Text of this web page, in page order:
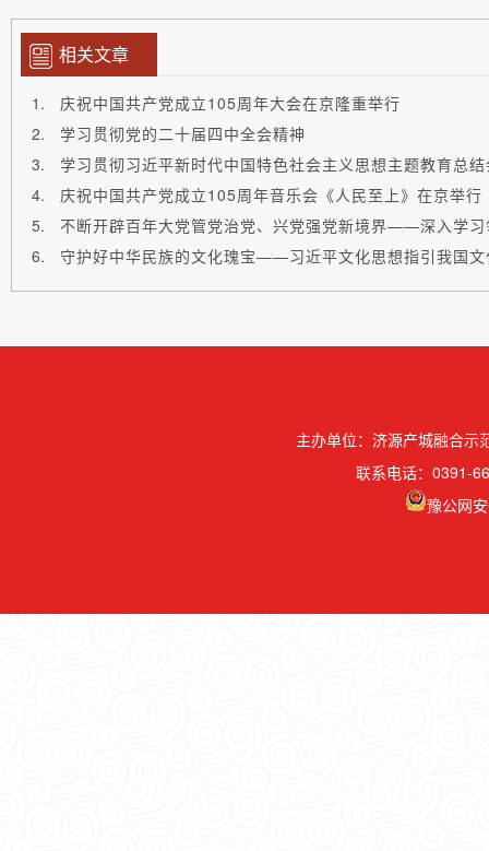
相关文章
庆祝中国共产党成立105周年大会在京隆重举行
学习贯彻党的二十届四中全会精神
学习贯彻习近平新时代中国特色社会主义思想主题教育总
不断开辟百年大党管党治党、兴党强党新境界——深入学
主办单位：济源产城融合示
联系电话：0391-
豫公网